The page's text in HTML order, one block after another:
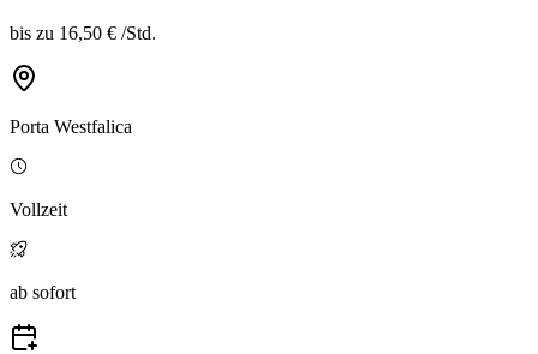
bis zu 16,50 € /Std.
Porta Westfalica
Vollzeit
ab sofort